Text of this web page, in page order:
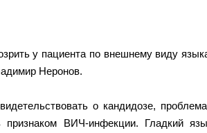
у пациента по внешнему виду
Неронов.
о кандидозе,
ВИЧ-инфекции. Гладкий